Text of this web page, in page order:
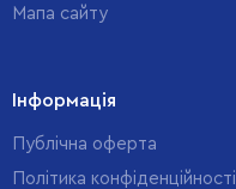
Мапа сайту
Інформація
Публічна оферта
Політика конфіденційності